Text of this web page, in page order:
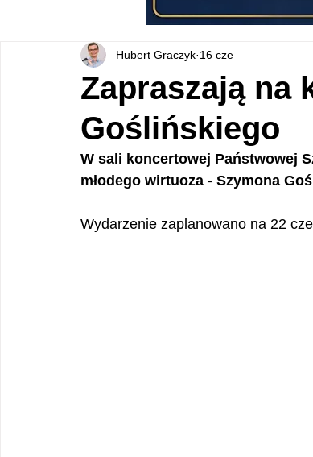
Zapraszają na
Goślińskiego
Hubert Graczyk 16 cze
W sali koncertowej Państwowej
młodego wirtuoza - Szymona
Wydarzenie zaplanowano na 22